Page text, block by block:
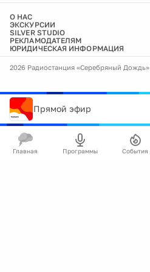
О НАС
ЭКСКУРСИИ
SILVER STUDIO
РЕКЛАМОДАТЕЛЯМ
ЮРИДИЧЕСКАЯ ИНФОРМАЦИЯ
2026 Радиостанция «Серебряный Дождь»
Прямой эфир
Главная Программы События